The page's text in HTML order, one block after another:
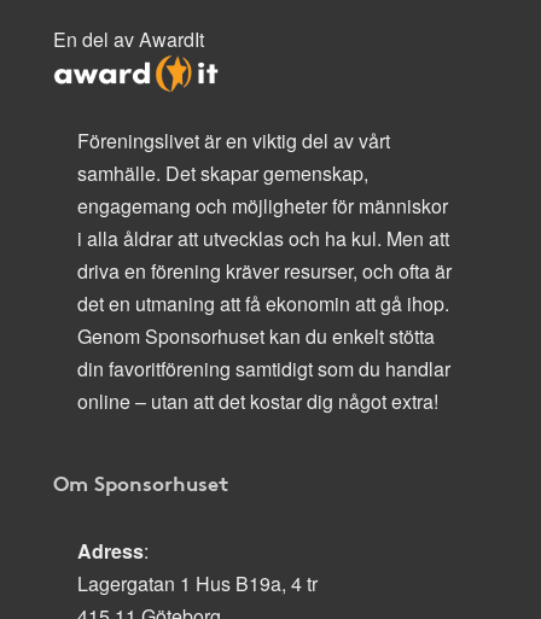
En del av AwardIt
Föreningslivet är en viktig del av vårt
samhälle. Det skapar gemenskap,
engagemang och möjligheter för människor
i alla åldrar att utvecklas och ha kul. Men att
driva en förening kräver resurser, och ofta är
det en utmaning att få ekonomin att gå ihop.
Genom Sponsorhuset kan du enkelt stötta
din favoritförening samtidigt som du handlar
online – utan att det kostar dig något extra!
Om Sponsorhuset
Adress:
Lagergatan 1 Hus B19a, 4 tr